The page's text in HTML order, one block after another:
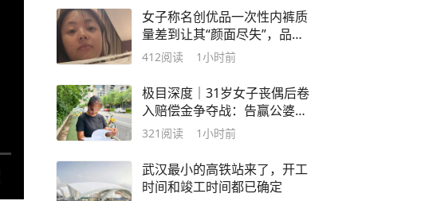
女子称名创优品一次性内裤质
量差到让其“颜面尽失”，品牌
客服回应：内部已启动紧急调
412阅读 1小时前
极目深度｜31岁女子丧偶后卷
入赔偿金争夺战：告赢公婆仅
拿到3万元，婆家转移上百万
321 阅读 1小时前
武汉最小的高铁站来了，开工
时间和竣工时间都已确定